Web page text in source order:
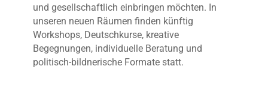
und gesellschaftlich einbringen möchten. In
unseren neuen Räumen finden künftig
Workshops, Deutschkurse, kreative
Begegnungen, individuelle Beratung und
politisch-bildnerische Formate statt.